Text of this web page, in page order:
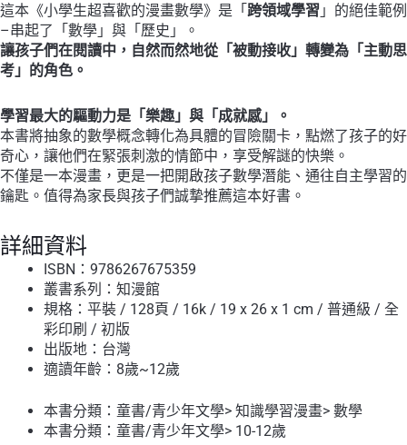
這本《小學生超喜歡的漫畫數學》是「 跨領域學習 」的絕佳範例
–串起了「數學」與「歷史」。
讓孩子們在閱讀中，自然而然地從「被動接收」轉變為「主動思
考」的角色。
學習最大的驅動力是「樂趣」與「成就感」。
本書將抽象的數學概念轉化為具體的冒險關卡，點燃了孩子的好
奇心，讓他們在緊張刺激的情節中，享受解謎的快樂。
不僅是一本漫畫，更是一把開啟孩子數學潛能、通往自主學習的
鑰匙。值得為家長與孩子們誠摯推薦這本好書。
詳細資料
ISBN：9786267675359
叢書系列： 知漫館
規格：平裝 / 128頁 / 16k / 19 x 26 x 1 cm / 普通級 / 全
彩印刷 / 初版
出版地：台灣
適讀年齡：8歲~12歲
本書分類： 童書/青少年文學> 知識學習漫畫> 數學
本書分類： 童書/青少年文學> 10-12歲